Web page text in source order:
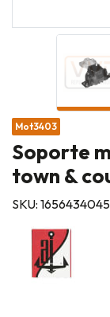
Mot3403
Soporte
town &
SKU: